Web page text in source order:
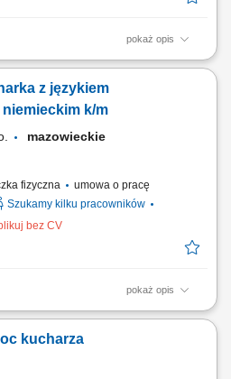
pokaż opis
posiłków zgodnie z jadłospisem;
systemu HACCP; Utrzymywanie
z zespołem kuchni;
z językiem
k/m
mazowieckie
fizyczna
umowa o pracę
Szukamy kilku pracowników
bez CV
pokaż opis
oraz estetyczne
prezentacji wydawanych dań.
oraz optymalizacja
kucharza